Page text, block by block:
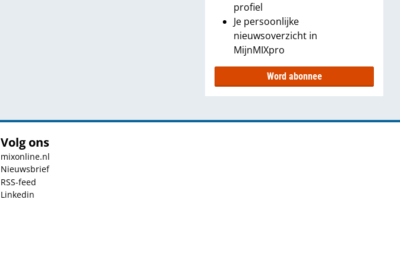
profiel
Je persoonlijke
nieuwsoverzicht in
MijnMIXpro
Word abonnee
Volg ons
mixonline.nl
Nieuwsbrief
RSS-feed
Linkedin